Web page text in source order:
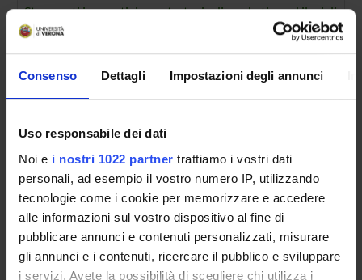
Consenso Dettagli Impostazioni degli annunci
Uso responsabile dei dati
Noi e i nostri 1022 partner trattiamo i vostri dati
personali, ad esempio il vostro numero IP, utilizzando
tecnologie come i cookie per memorizzare e accedere
alle informazioni sul vostro dispositivo al fine di
pubblicare annunci e contenuti personalizzati, misurare
gli annunci e i contenuti, ricercare il pubblico e sviluppare
i servizi. Avete la possibilità di scegliere chi utilizza i
Strumenti innovativi per strategie di marketing ed il
YEAR
NUMBER
2014 1
Contacts
People
Places
Calendar